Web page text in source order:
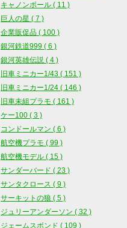
キャノンボール ( 11 )
巨人の星 ( 7 )
企業販促品 ( 100 )
銀河鉄道999 ( 6 )
銀河英雄伝説 ( 4 )
旧車ミニカー1/43 ( 151 )
旧車ミニカー1/24 ( 146 )
旧車未組プラモ ( 161 )
ケー100 ( 3 )
コンドールマン ( 6 )
航空機プラモ ( 99 )
航空機モデル ( 15 )
サンダーバード ( 23 )
サンタクロース ( 9 )
サーキットの狼 ( 5 )
ジュリーアンダーソン ( 32 )
ジェームスボンド ( 109 )